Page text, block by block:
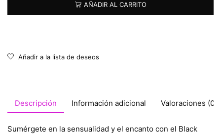
AÑADIR AL CARRITO
Añadir a la lista de deseos
Descripción Información adicional Valoraciones (0)
Sumérgete en la sensualidad y el encanto con el Black